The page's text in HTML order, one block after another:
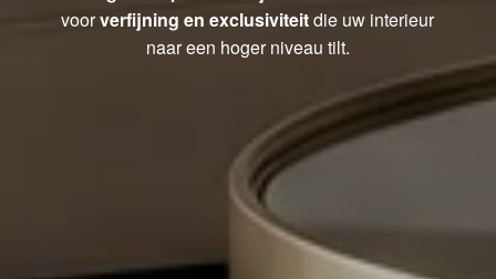
voorverfijning en exclusiviteitdie uw interieur
naar een hoger niveau tilt.